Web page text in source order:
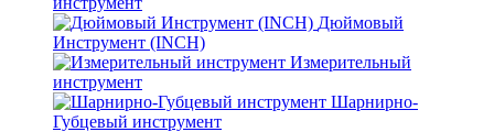
Дюймовый
Инструмент (INCH)
Измерительный
инструмент
Шарнирно-
Губцевый инструмент